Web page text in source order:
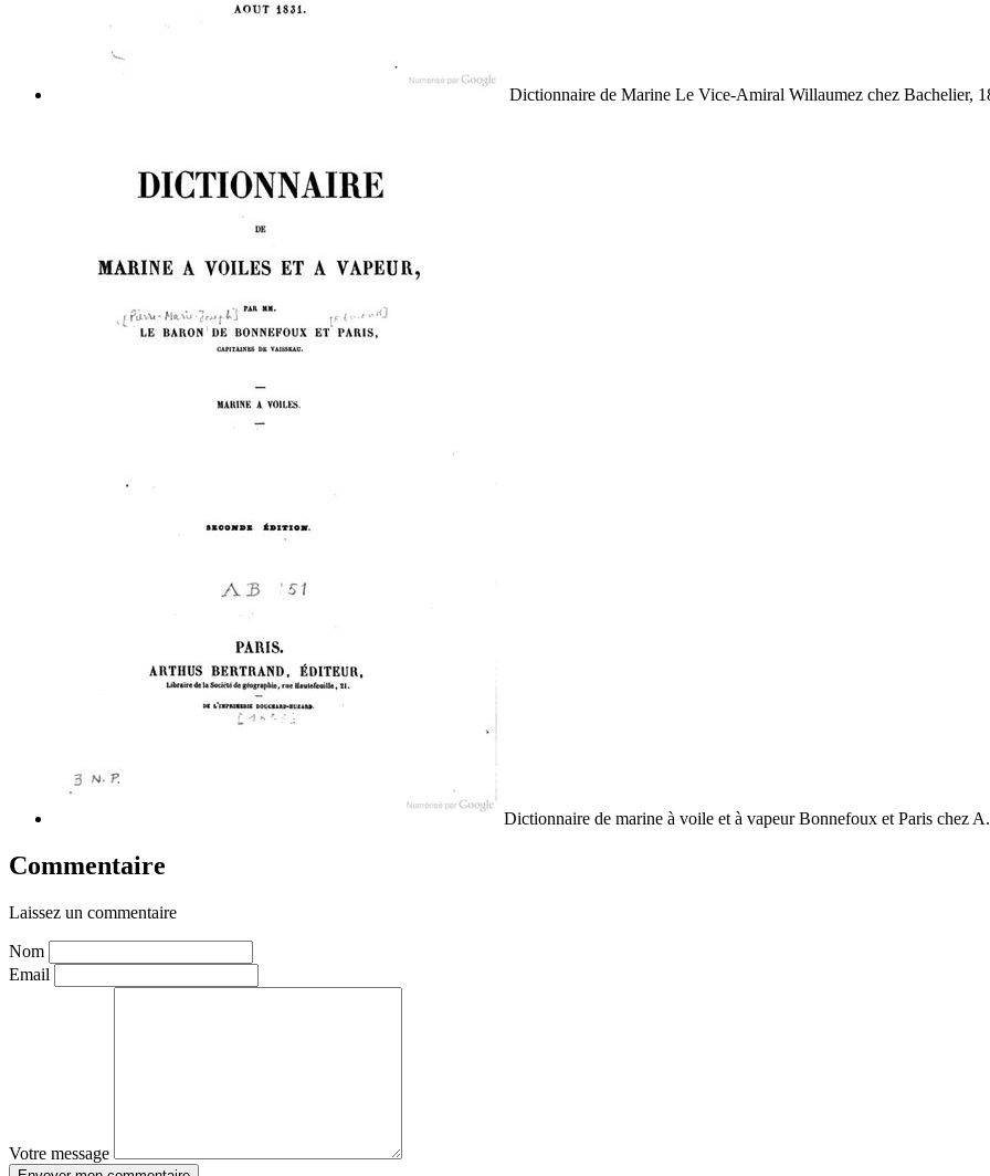
Dictionnaire de Marine Le Vice-Amiral Willaumez chez Bachelier,
Dictionnaire de marine à voile et à vapeurBonnefoux et Paris chez
Commentaire
Laissez un commentaire
Nom
Email
Votre message